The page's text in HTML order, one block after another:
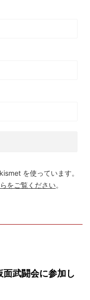
を使っています。
をご覧ください。
武闘会に参加し